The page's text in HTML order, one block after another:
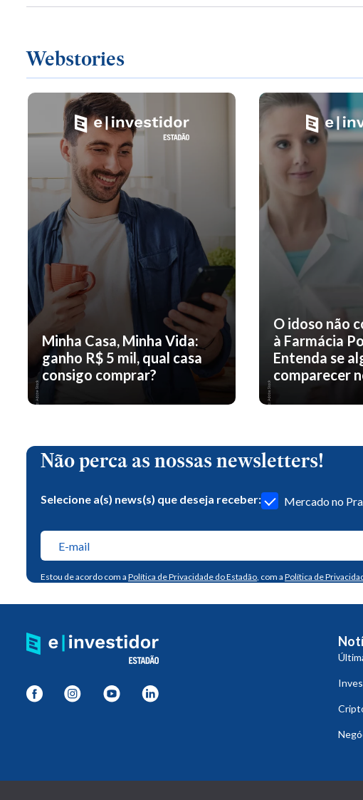
Webstories
Minha Casa, Minha Vida:
ganho R$ 5 mil, qual casa
consigo comprar?
O idoso não
à Farmácia
Entenda se
comparecer
Não perca as nossas newsletters!
Selecione a(s) news(s) que deseja receber: Mercado no
Estou de acordo com a Política de Privacidade do Estadão, com a Política de